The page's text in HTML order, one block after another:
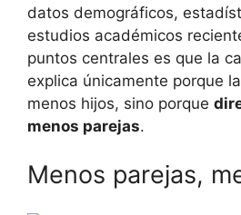
datos demográficos,
estudios académicos
puntos centrales es que la
explica únicamente porque
menos hijos, sino porque
menos parejas.
Menos parejas,